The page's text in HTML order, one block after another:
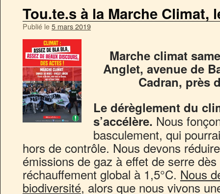
Tou.te.s à la Marche Climat,
Publié le5 mars 2019
Marche climat
Anglet, avenue de
Cadran, près
Le dérèglement du
s’accélère. Nous
basculement, qui
hors de contrôle. Nous devons
émissions de gaz à effet de serre
réchauffement global à 1,5°C. Nous
biodiversité, alors que nous vivons